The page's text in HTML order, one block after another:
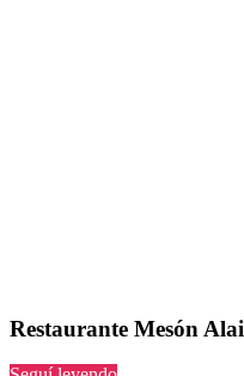
Restaurante Mesón Alai